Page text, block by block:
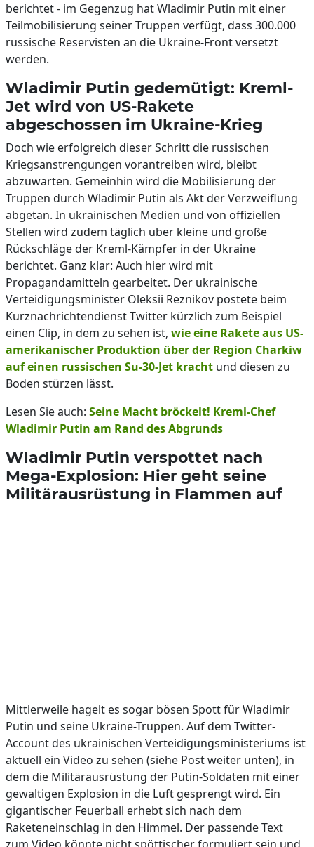
berichtet - im Gegenzug hat Wladimir Putin mit einer
Teilmobilisierung seiner Truppen verfügt, dass 300.000
russische Reservisten an die Ukraine-Front versetzt
werden.
Wladimir Putin gedemütigt: Kreml-
Jet wird von US-Rakete
abgeschossen im Ukraine-Krieg
Doch wie erfolgreich dieser Schritt die russischen
Kriegsanstrengungen vorantreiben wird, bleibt
abzuwarten. Gemeinhin wird die Mobilisierung der
Truppen durch Wladimir Putin als Akt der Verzweiflung
abgetan. In ukrainischen Medien und von offiziellen
Stellen wird zudem täglich über kleine und große
Rückschläge der Kreml-Kämpfer in der Ukraine
berichtet. Ganz klar: Auch hier wird mit
Propagandamitteln gearbeitet. Der ukrainische
Verteidigungsminister Oleksii Reznikov postete beim
Kurznachrichtendienst Twitter kürzlich zum Beispiel
einen Clip, in dem zu sehen ist, wie eine Rakete aus US-
amerikanischer Produktion über der Region Charkiw
auf einen russischen Su-30-Jet kracht und diesen zu
Boden stürzen lässt.
Lesen Sie auch: Seine Macht bröckelt! Kreml-Chef
Wladimir Putin am Rand des Abgrunds
Wladimir Putin verspottet nach
Mega-Explosion: Hier geht seine
Militärausrüstung in Flammen auf
Mittlerweile hagelt es sogar bösen Spott für Wladimir
Putin und seine Ukraine-Truppen. Auf dem Twitter-
Account des ukrainischen Verteidigungsministeriums ist
aktuell ein Video zu sehen (siehe Post weiter unten), in
dem die Militärausrüstung der Putin-Soldaten mit einer
gewaltigen Explosion in die Luft gesprengt wird. Ein
gigantischer Feuerball erhebt sich nach dem
Raketeneinschlag in den Himmel. Der passende Text